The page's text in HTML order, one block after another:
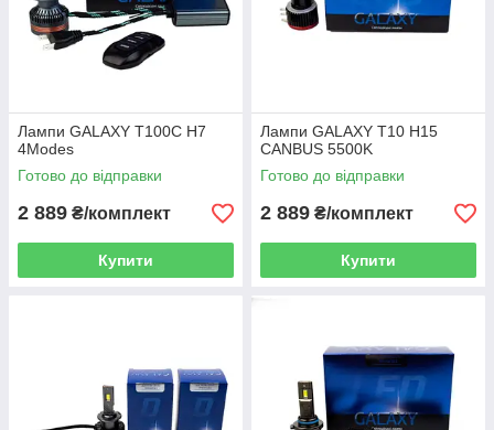
Лампи GALAXY T100С H7
4Modes
Готово до відправки
2 889 ₴/комплект
Купити
Лампи GALAXY T10 H15
CANBUS 5500K
Готово до відправки
2 889 ₴/комплект
Купити